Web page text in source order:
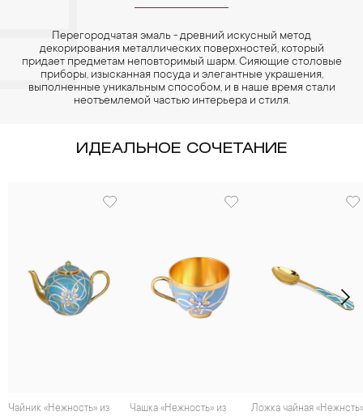
Перегородчатая эмаль - древний искусный метод
декорирования металлических поверхностей, который
придает предметам неповторимый шарм. Сияющие столовые
приборы, изысканная посуда и элегантные украшения,
выполненные уникальным способом, и в наше время стали
неотъемлемой частью интерьера и стиля.
ИДЕАЛЬНОЕ СОЧЕТАНИЕ
Чайник «Нежность» из
Чашка «Нежность» из
Ложка чайная «Нежнсть»